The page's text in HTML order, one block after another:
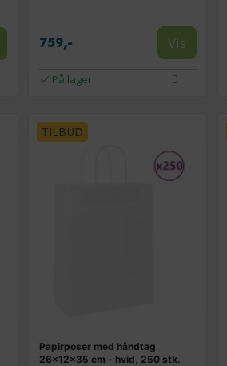
759,- Vis
På lager
TILBUD
Papirposer med håndtag
26×12×35 cm - hvid, 250 stk.